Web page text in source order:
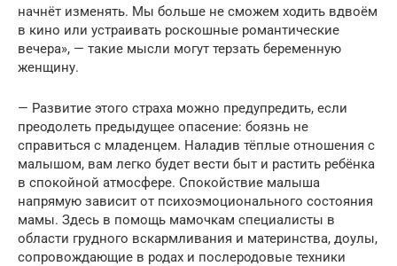
начнёт изменять. Мы больше не сможем ходить вдвоём
в кино или устраивать роскошные романтические
вечера», — такие мысли могут терзать беременную
женщину.
— Развитие этого страха можно предупредить, если
преодолеть предыдущее опасение: боязнь не
справиться с младенцем. Наладив тёплые отношения с
малышом, вам легко будет вести быт и растить ребёнка
в спокойной атмосфере. Спокойствие малыша
напрямую зависит от психоэмоционального состояния
мамы. Здесь в помощь мамочкам специалисты в
области грудного вскармливания и материнства, доулы,
сопровождающие в родах и послеродовые техники